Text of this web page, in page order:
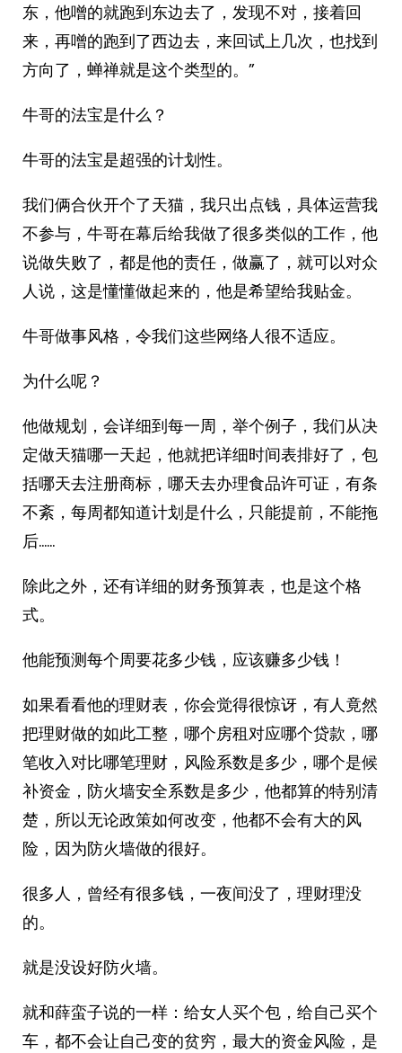
东，他噌的就跑到东边去了，发现不对，接着回
来，再噌的跑到了西边去，来回试上几次，也找到
方向了，蝉禅就是这个类型的。”
牛哥的法宝是什么？
牛哥的法宝是超强的计划性。
我们俩合伙开个了天猫，我只出点钱，具体运营我
不参与，牛哥在幕后给我做了很多类似的工作，他
说做失败了，都是他的责任，做赢了，就可以对众
人说，这是懂懂做起来的，他是希望给我贴金。
牛哥做事风格，令我们这些网络人很不适应。
为什么呢？
他做规划，会详细到每一周，举个例子，我们从决
定做天猫哪一天起，他就把详细时间表排好了，包
括哪天去注册商标，哪天去办理食品许可证，有条
不紊，每周都知道计划是什么，只能提前，不能拖
后……
除此之外，还有详细的财务预算表，也是这个格
式。
他能预测每个周要花多少钱，应该赚多少钱！
如果看看他的理财表，你会觉得很惊讶，有人竟然
把理财做的如此工整，哪个房租对应哪个贷款，哪
笔收入对比哪笔理财，风险系数是多少，哪个是候
补资金，防火墙安全系数是多少，他都算的特别清
楚，所以无论政策如何改变，他都不会有大的风
险，因为防火墙做的很好。
很多人，曾经有很多钱，一夜间没了，理财理没
的。
就是没设好防火墙。
就和薛蛮子说的一样：给女人买个包，给自己买个
车，都不会让自己变的贫穷，最大的资金风险，是